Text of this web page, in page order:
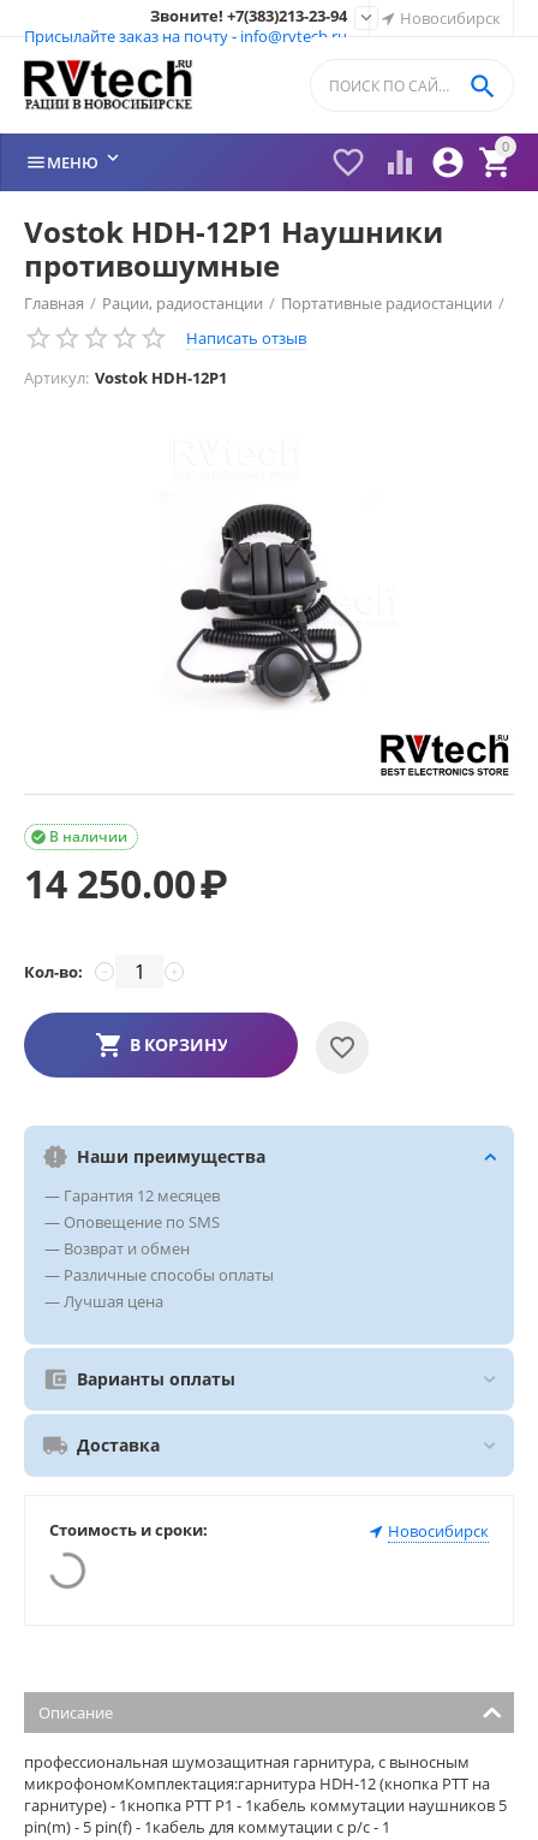
Новосибирск
Звоните! +7(383)213-23-94
Присылайте заказ на почту - info@rvtech.ru

0


 

МЕНЮ 
Vostok HDH-12P1 Наушники
противошумные
Главная / Рации, радиостанции / Портативные радиостанции /
Рации Vostok (Россия) / Гарнитура Vostok
Написать отзыв
Артикул: Vostok HDH-12P1
В наличии

14 250.00₽
Кол-во: +
−
В КОРЗИНУ
Наши преимущества
— Гарантия 12 месяцев
— Оповещение по SMS
— Возврат и обмен
— Различные способы оплаты
— Лучшая цена
Варианты оплаты
Доставка
Стоимость и сроки: Новосибирск
Описание
профессиональная шумозащитная гарнитура, с выносным
микрофономКомплектация:гарнитура HDH-12 (кнопка РТТ на
гарнитуре) - 1кнопка PTT P1 - 1кабель коммутации наушников 5
pin(m) - 5 pin(f) - 1кабель для коммутации с р/с - 1